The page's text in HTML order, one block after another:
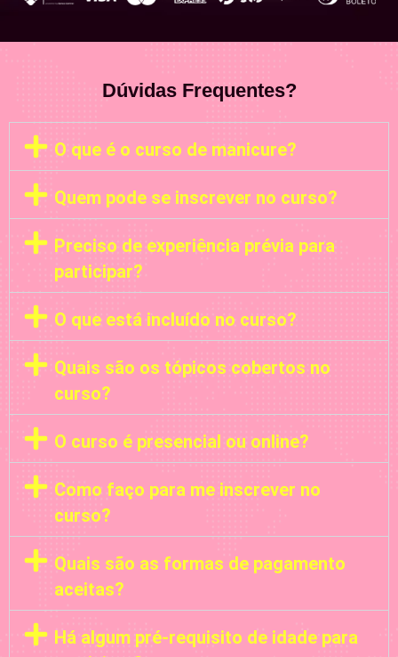
Dúvidas Frequentes?
O que é o curso de manicure?
Quem pode se inscrever no curso?
Preciso de experiência prévia para
participar?
O que está incluído no curso?
Quais são os tópicos cobertos no
curso?
O curso é presencial ou online?
Como faço para me inscrever no
curso?
Quais são as formas de pagamento
aceitas?
Há algum pré-requisito de idade para